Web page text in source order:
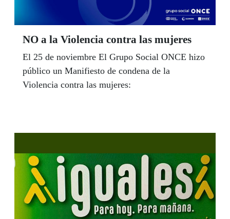
NO a la Violencia contra las mujeres
El 25 de noviembre El Grupo Social ONCE hizo
público un Manifiesto de condena de la
Violencia contra las mujeres: